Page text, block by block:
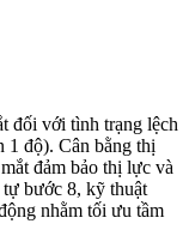
đối với tình trạng lệch
1 độ). Cân bằng thị
đảm bảo thị lực và
bước 8, kỹ thuật
nhằm tối ưu tầm